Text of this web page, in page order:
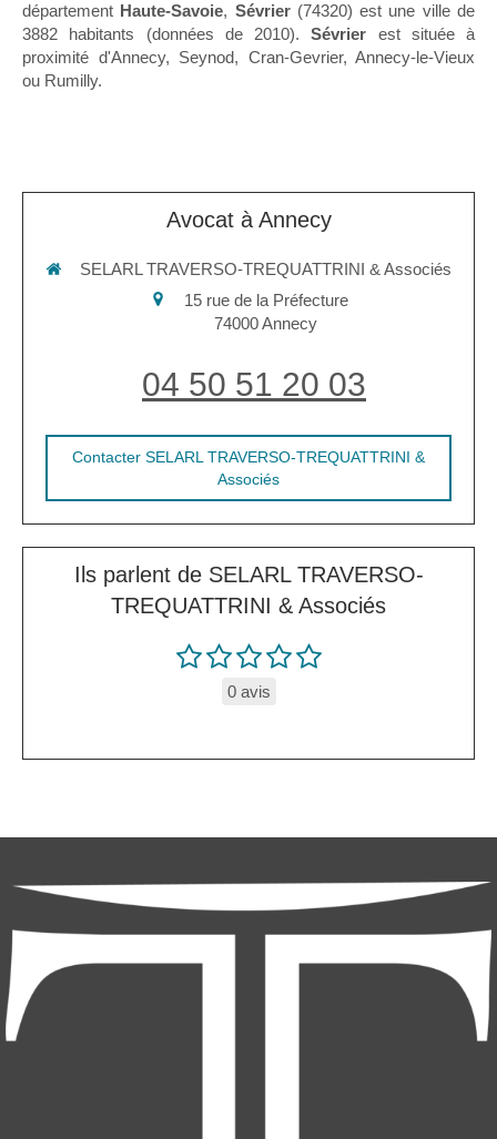
département Haute-Savoie, Sévrier(74320) est une ville de
3882 habitants (données de 2010).Sévrier est située à
proximité d'Annecy, Seynod, Cran-Gevrier, Annecy-le-Vieux
ou Rumilly.
Avocat à Annecy
SELARL TRAVERSO-TREQUATTRINI & Associés
15 rue de la Préfecture
74000Annecy
04 50 51 20 03
Contacter SELARL TRAVERSO-TREQUATTRINI &
Associés
Ils parlent de SELARL TRAVERSO-
TREQUATTRINI & Associés
0 avis